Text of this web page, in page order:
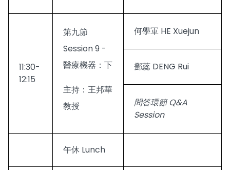
11:30-
12:15
第九節
Session 9 -
醫療機器：下
主持：王邦華
教授
何學軍 HE Xuejun
鄧蕊 DENG Rui
問答環節 Q&A
Session
午休 Lunch